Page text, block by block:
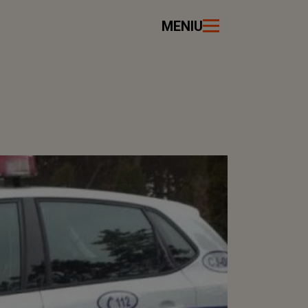
MENIU